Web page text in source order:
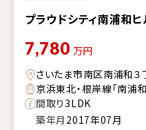
プラウドシティ南浦和ヒ
7,780 万円
さいたま市南区南浦和３
京浜東北・根岸線「南
間取り3LDK
築年月 2017年07月